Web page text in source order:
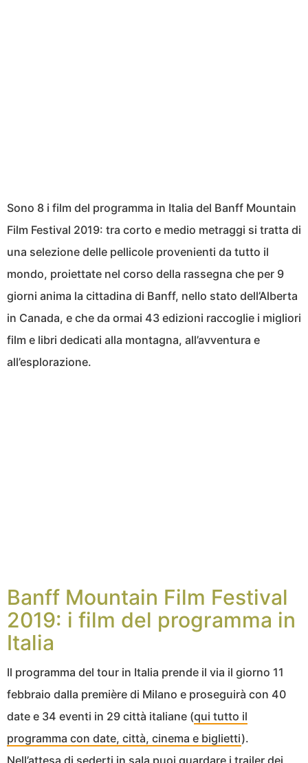
Sono 8 i film del programma in Italia del Banff Mountain
Film Festival 2019: tra corto e medio metraggi si tratta di
una selezione delle pellicole provenienti da tutto il
mondo, proiettate nel corso della rassegna che per 9
giorni anima la cittadina di Banff, nello stato dell’Alberta
in Canada, e che da ormai 43 edizioni raccoglie i migliori
film e libri dedicati alla montagna, all’avventura e
all’esplorazione.
Banff Mountain Film Festival
2019: i film del programma in
Italia
Il programma del tour in Italia prende il via il giorno 11
febbraio dalla première di Milano e proseguirà con 40
date e 34 eventi in 29 città italiane (qui tutto il
programma con date, città, cinema e biglietti).